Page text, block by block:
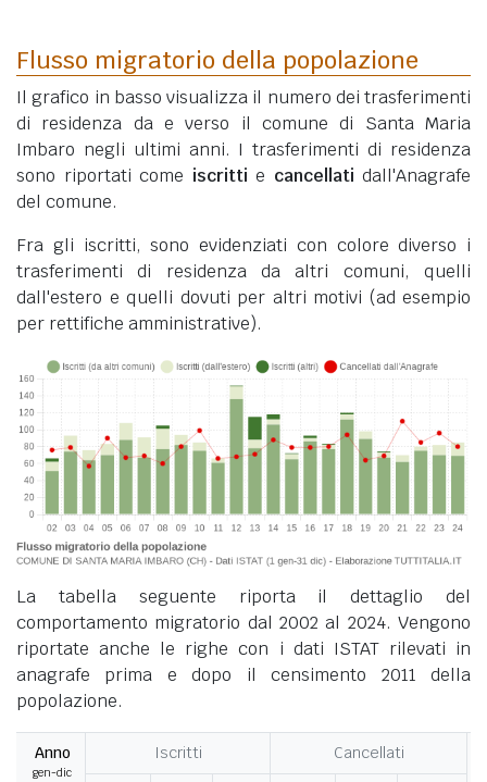
Flusso migratorio della popolazione
Il grafico in basso visualizza il numero dei trasferimenti
di residenza da e verso il comune di Santa Maria
Imbaro negli ultimi anni. I trasferimenti di residenza
sono riportati come iscritti e cancellati dall'Anagrafe
del comune.
Fra gli iscritti, sono evidenziati con colore diverso i
trasferimenti di residenza da altri comuni, quelli
dall'estero e quelli dovuti per altri motivi (ad esempio
per rettifiche amministrative).
La tabella seguente riporta il dettaglio del
comportamento migratorio dal 2002 al 2024. Vengono
riportate anche le righe con i dati ISTAT rilevati in
anagrafe prima e dopo il censimento 2011 della
popolazione.
Anno
gen-dic
Iscritti
Cancellati